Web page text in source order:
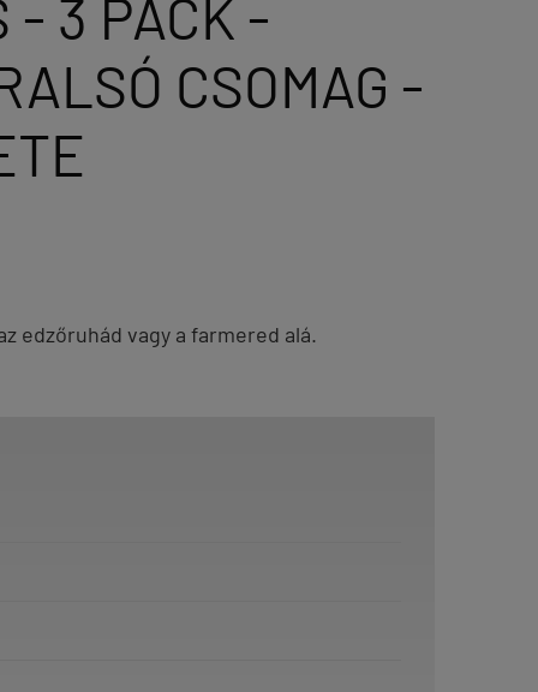
- 3 PACK -
CSOMAG -
edzőruhád vagy a farmered alá.